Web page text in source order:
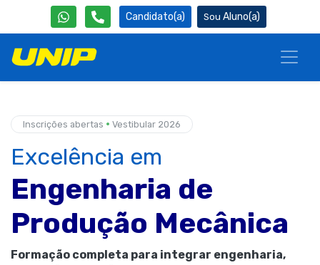
Candidato(a) Aluno(a)
Inscrições abertas • Vestibular 2026
Excelência em
Engenharia de
Produção Mecânica
Formação completa para integrar engenharia,